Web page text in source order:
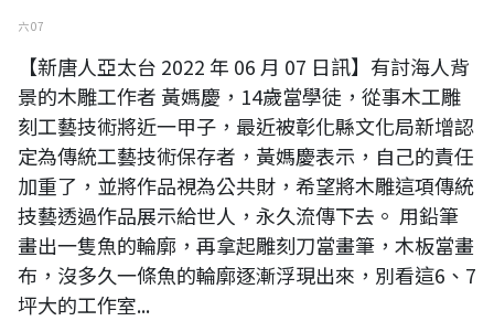
六 07
【新唐人亞太台 2022 年 06 月 07 日訊】有討海人背
景的木雕工作者 黃媽慶，14歲當學徒，從事木工雕
刻工藝技術將近一甲子，最近被彰化縣文化局新增認
定為傳統工藝技術保存者，黃媽慶表示，自己的責任
加重了，並將作品視為公共財，希望將木雕這項傳統
技藝透過作品展示給世人，永久流傳下去。 用鉛筆
畫出一隻魚的輪廓，再拿起雕刻刀當畫筆，木板當畫
布，沒多久一條魚的輪廓逐漸浮現出來，別看這6、7
坪大的工作室...